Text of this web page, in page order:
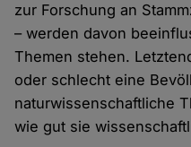
zur Forschung an
– werden davon
Themen stehen.
oder schlecht eine
naturwissenschaftliche
wie gut sie